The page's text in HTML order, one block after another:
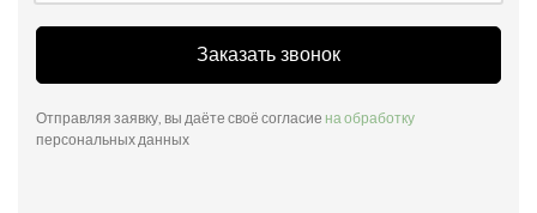
Заказать звонок
Отправляя заявку, вы даёте своё согласие на обработку
персональных данных